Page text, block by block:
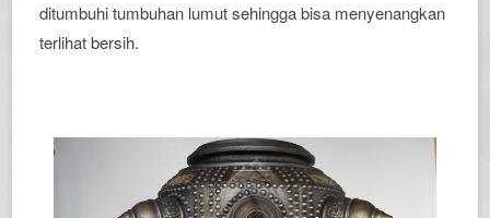
ditumbuhi tumbuhan lumut sehingga bisa menyenangkan
terlihat bersih.